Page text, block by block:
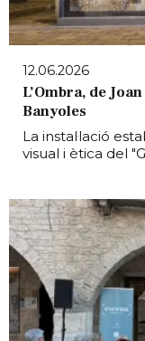
12.06.2026
L’Ombra, de
Banyoles
La instal·lació
visual i ètica del